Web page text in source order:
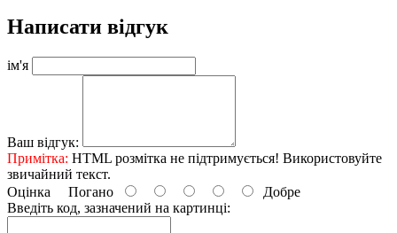
Написати відгук
ім'я
Ваш відгук:
Примітка: HTML розмітка не підтримується! Використовуйте
звичайний текст.
Оцінка Погано
Добре
Введіть код, зазначений на картинці: